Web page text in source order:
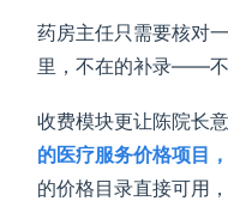
药房主任只需要核对
里，不在的补录——不
收费模块更让陈院长
的医疗服务价格项目
的价格目录直接可用